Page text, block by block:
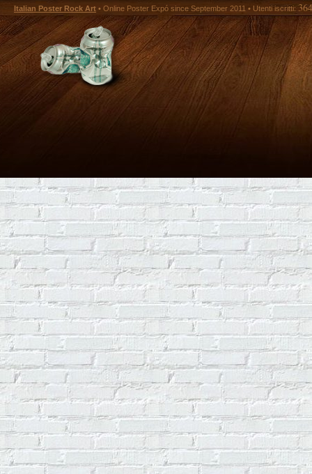
Italian Poster Rock Art • Online Poster Expó since September 2011 • Utenti iscritti: 364